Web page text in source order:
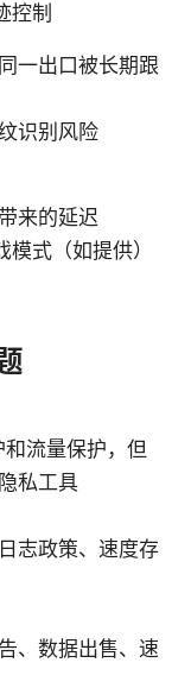
控制
一出口被长期跟
识别风险
来的延迟
式（如提供）
流量保护，但
私工具
志政策、速度存
、数据出售、速